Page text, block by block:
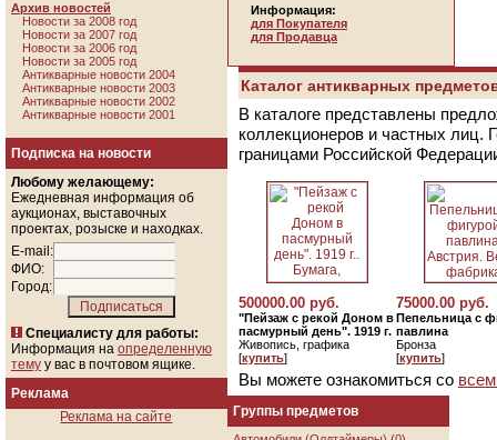
Архив новостей
Новости за 2008 год
Новости за 2007 год
Новости за 2006 год
Новости за 2005 год
Антикварные новости 2004
Антикварные новости 2003
Антикварные новости 2002
Антикварные новости 2001
Подписка на новости
Любому желающему:
Ежедневная информация об
аукционах, выставочных
проектах, розыске и находках.
E-mail:
ФИО:
Город:
Специалисту для работы:
Информация на определенную
тему у вас в почтовом ящике.
Реклама
Реклама на сайте
Информация:
для Покупателя
для Продавца
Каталог антикварных
В каталоге представлены
коллекционеров и частных лиц.
границами Российской
500000.00 руб.
"Пейзаж с рекой Доном в
пасмурный день". 1919 г.
Живопись, графика
[купить]
75000.00 руб.
Пепельница с
павлина
Бронза
[купить]
Вы можете ознакомиться со
Группы предметов